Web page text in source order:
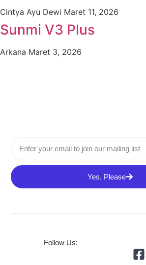
Cintya Ayu Dewi Maret 11, 2026
Sunmi V3 Plus
Arkana Maret 3, 2026
Yes, Please
Follow Us: